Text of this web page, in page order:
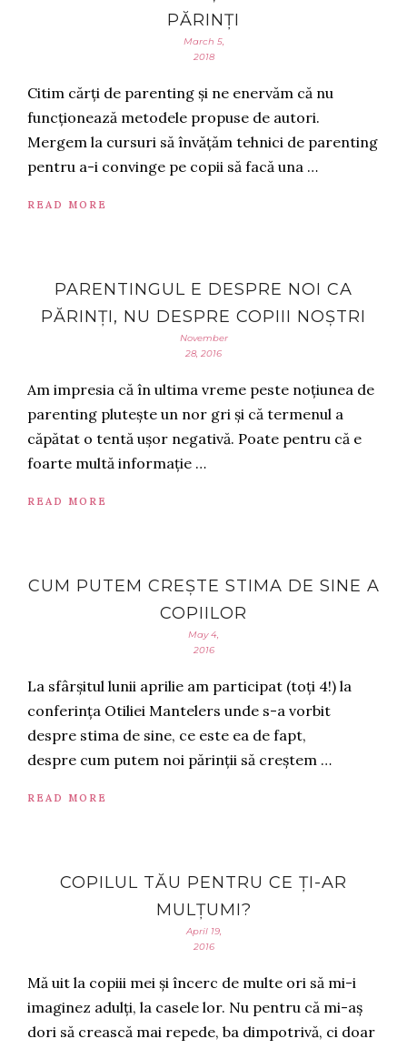
PĂRINȚI
March 5,
2018
Citim cărți de parenting și ne enervăm că nu
funcționează metodele propuse de autori.
Mergem la cursuri să învățăm tehnici de parenting
pentru a-i convinge pe copii să facă una …
READ MORE
PARENTINGUL E DESPRE NOI CA
PĂRINȚI, NU DESPRE COPIII NOȘTRI
November
28, 2016
Am impresia că în ultima vreme peste noțiunea de
parenting plutește un nor gri și că termenul a
căpătat o tentă ușor negativă. Poate pentru că e
foarte multă informație …
READ MORE
CUM PUTEM CREȘTE STIMA DE SINE A
COPIILOR
May 4,
2016
La sfârșitul lunii aprilie am participat (toți 4!) la
conferința Otiliei Mantelers unde s-a vorbit
despre stima de sine, ce este ea de fapt,
despre cum putem noi părinții să creștem …
READ MORE
COPILUL TĂU PENTRU CE ȚI-AR
MULȚUMI?
April 19,
2016
Mă uit la copiii mei și încerc de multe ori să mi-i
imaginez adulți, la casele lor. Nu pentru că mi-aș
dori să crească mai repede, ba dimpotrivă, ci doar